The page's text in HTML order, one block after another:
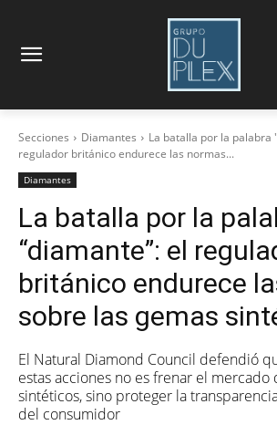
Secciones Diamantes
La batalla por la palabra
regulador británico endurece las normas...
Diamantes
La batalla por la
“diamante”: el
británico endurece
sobre las gemas
El Natural Diamond Council defendió
estas acciones no es frenar el mercado
sintéticos, sino proteger la
del consumidor